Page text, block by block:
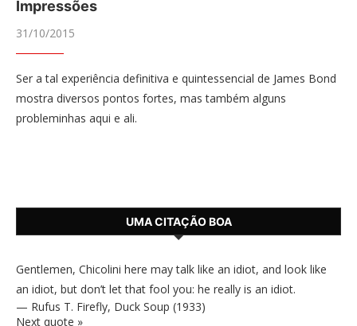
Impressões
31/10/2015
Ser a tal experiência definitiva e quintessencial de James Bond
mostra diversos pontos fortes, mas também alguns
probleminhas aqui e ali.
UMA CITAÇÃO BOA
Gentlemen, Chicolini here may talk like an idiot, and look like
an idiot, but don’t let that fool you: he really is an idiot.
— Rufus T. Firefly, Duck Soup (1933)
Next quote »